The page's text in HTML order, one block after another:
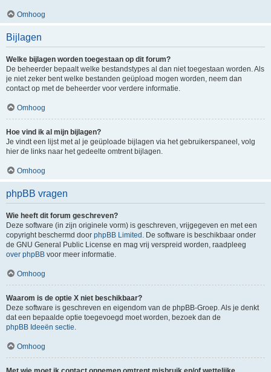
Omhoog
Bijlagen
Welke bijlagen worden toegestaan op dit forum?
De beheerder bepaalt welke bestandstypes al dan niet toegestaan worden. Als
je niet zeker bent welke bestanden geüpload mogen worden, neem dan
contact op met de beheerder voor verdere informatie.
Omhoog
Hoe vind ik al mijn bijlagen?
Je vindt een lijst met al je geüploade bijlagen via het gebruikerspaneel, volg
hier de links naar het gedeelte omtrent bijlagen.
Omhoog
phpBB vragen
Wie heeft dit forum geschreven?
Deze software (in zijn originele vorm) is geschreven, vrijgegeven en met een
copyright beschermd door phpBB Limited . De software is beschikbaar onder
de GNU General Public License en mag vrij verspreid worden, raadpleeg
over phpBB voor meer informatie.
Omhoog
Waarom is de optie X niet beschikbaar?
Deze software is geschreven en eigendom van de phpBB-Groep. Als je denkt
dat een bepaalde optie toegevoegd moet worden, bezoek dan de
phpBB Ideeën sectie.
Omhoog